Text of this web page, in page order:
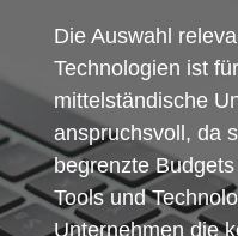
Die Auswahl
Technologien ist
mittelständische
anspruchsvoll, da
begrenzte
Tools und
Unternehmen die